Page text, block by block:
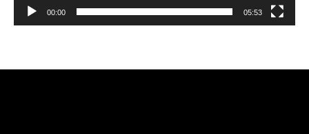
00:00 05:53